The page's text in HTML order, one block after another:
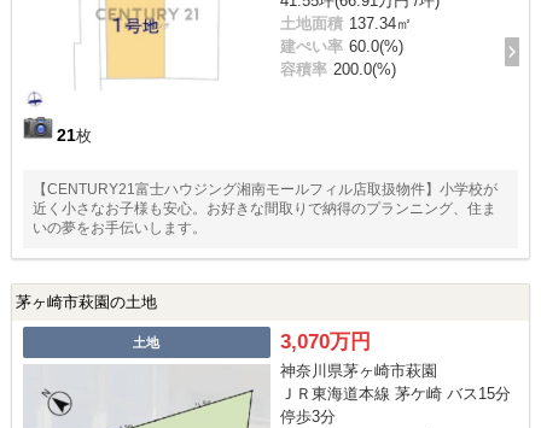
21枚
土地面積 137.34㎡
建ぺい率 60.0(%)
容積率 200.0(%)
【CENTURY21富士ハウジング湘南モールフィル店取扱物件】小学校が
近く小さなお子様も安心。お好きな間取りで納得のプランニング、住ま
いの夢をお手伝いします。
茅ヶ崎市萩園の土地
土地 3,070万円
神奈川県茅ヶ崎市萩園
ＪＲ東海道本線 茅ケ崎 バス15分
停歩3分